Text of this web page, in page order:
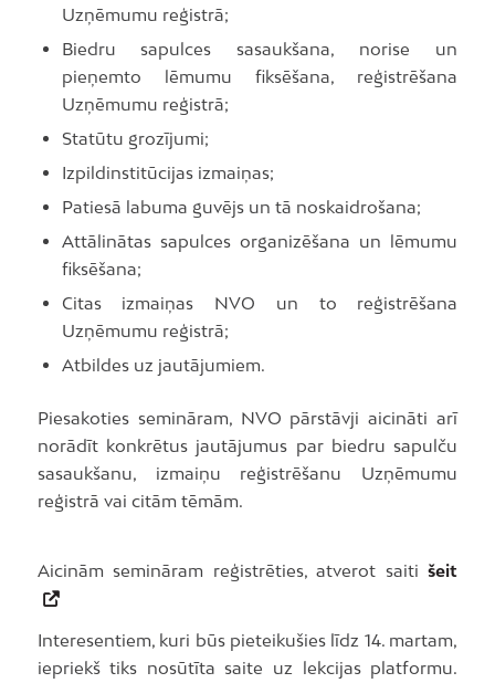
Uzņēmumu reģistrā;
Biedru sapulces sasaukšana, norise un
pieņemto lēmumu fiksēšana, reģistrēšana
Uzņēmumu reģistrā;
Statūtu grozījumi;
Izpildinstitūcijas izmaiņas;
Patiesā labuma guvējs un tā noskaidrošana;
Attālinātas sapulces organizēšana un lēmumu
fiksēšana;
Citas izmaiņas NVO un to reģistrēšana
Uzņēmumu reģistrā;
Atbildes uz jautājumiem.
Piesakoties semināram, NVO pārstāvji aicināti arī
norādīt konkrētus jautājumus par biedru sapulču
sasaukšanu, izmaiņu reģistrēšanu Uzņēmumu
reģistrā vai citām tēmām.
Aicinām semināram reģistrēties, atverot saitišeit
Interesentiem, kuri būs pieteikušies līdz 14. martam,
iepriekš tiks nosūtīta saite uz lekcijas platformu.